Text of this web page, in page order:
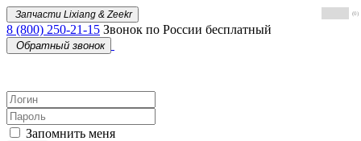
Запчасти Lixiang & Zeekr
8 (800) 250-21-15 Звонок по России бесплатный
Обратный звонок
Запомнить меня
(0)